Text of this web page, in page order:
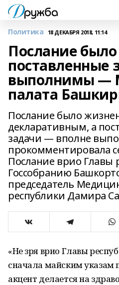
Политика 18 ДЕКАБРЯ 2018, 11:14
Послание
поставленные
выполнимы —
палата
Послание было
декларативным, а
задачи — вполне
прокомментировала
Послание врио Главы
Госсобранию
председатель
республики Дамира
«Не зря врио Главы
сначала майским указам
акцент делается на